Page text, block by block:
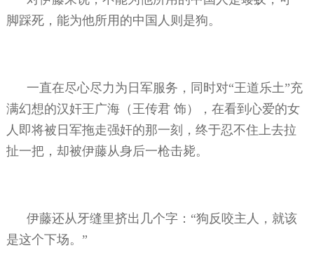
脚踩死，能为他所用的中国人则是狗。
一直在尽心尽力为日军服务，同时对“王道乐土”充
满幻想的汉奸王广海（王传君 饰），在看到心爱的女
人即将被日军拖走强奸的那一刻，终于忍不住上去拉
扯一把，却被伊藤从身后一枪击毙。
伊藤还从牙缝里挤出几个字：“狗反咬主人，就该
是这个下场。”